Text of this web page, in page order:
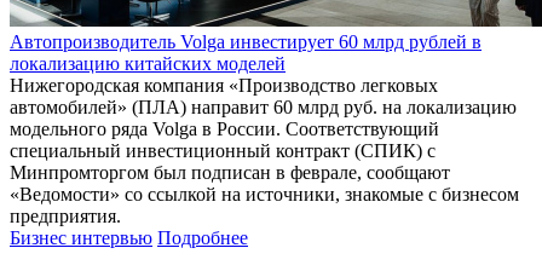
Автопроизводитель Volga инвестирует 60 млрд рублей в
локализацию китайских моделей
Нижегородская компания «Производство легковых
автомобилей» (ПЛА) направит 60 млрд руб. на локализацию
модельного ряда Volga в России. Соответствующий
специальный инвестиционный контракт (СПИК) с
Минпромторгом был подписан в феврале, сообщают
«Ведомости» со ссылкой на источники, знакомые с бизнесом
предприятия.
Бизнес интервью Подробнее